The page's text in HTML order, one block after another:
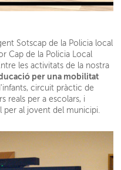
Sotscap de la Policia local
Cap de la Policia Local
les activitats de la nostra
per una mobilitat
circuit pràctic de
reals per a escolars, i
per al jovent del municipi.